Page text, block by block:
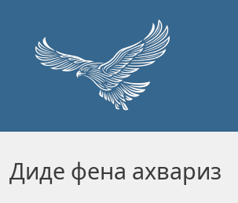
Диде фена ахвариз